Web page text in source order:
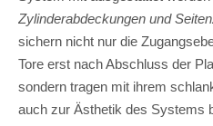
Zylinderabdeckungen und
sichern nicht nur die
Tore erst nach Abschluss der
sondern tragen mit ihrem
auch zur Ästhetik des Systems